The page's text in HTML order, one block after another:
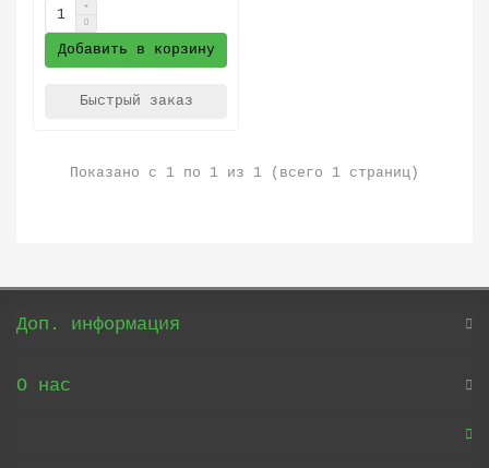
Добавить в корзину
Быстрый заказ
Показано с 1 по 1 из 1 (всего 1 страниц)
Доп. информация
О нас